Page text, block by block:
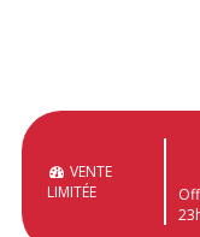
VENTE
LIMITÉE